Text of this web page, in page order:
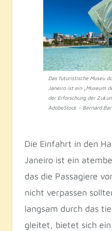
Das futuristische Museu
Janeiro ist ein „Museum
der Erforschung der
AdobeStock – Bernard
Die Einfahrt in den
Janeiro ist ein
das die Passagiere
nicht verpassen
langsam durch das
gleitet, bietet sich